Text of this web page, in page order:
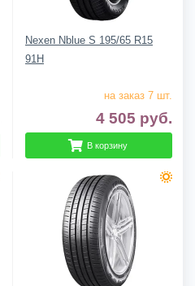
Nexen Nblue S 195/65 R15
91H
на заказ 7 шт.
4 505 руб.
В корзину